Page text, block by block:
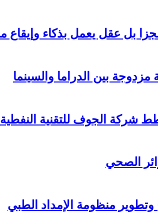
بين الدراما والسينما
شركة الجوف للتقنية النفطية
الصحي
وتطوير منظومة الإمداد الطبي